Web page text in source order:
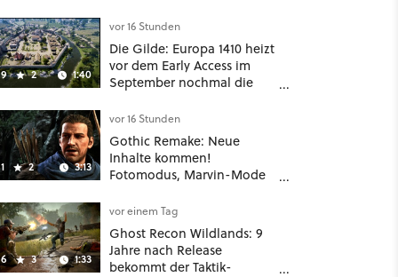
2 1:40
vor 16 Stunden
Die Gilde: Europa 1410 heizt
vor dem Early Access im
September nochmal die
2 3:13
vor 16 Stunden
Gothic Remake: Neue
Inhalte kommen!
Fotomodus, Marvin-Mode
3 1:33
vor einem Tag
Ghost Recon Wildlands: 9
Jahre nach Release
bekommt der Taktik-